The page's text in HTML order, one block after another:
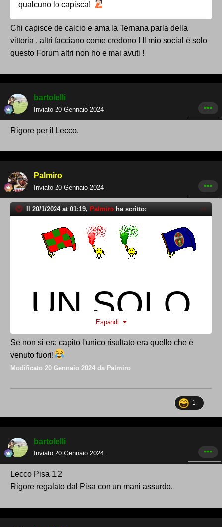
qualcuno lo capisca!
Chi capisce de calcio e ama la Ternana parla della
vittoria , altri facciano come credono ! Il mio social è solo
questo Forum altri non ho e mai avuti !
bartolelli
Inviato 20 Gennaio 2024
Rigore per il Lecco.
Palmiro
Inviato 20 Gennaio 2024
Il 20/1/2024 at 01:19, Palmiro ha scritto:
UN SOLO
RISULTAT
O!
Espandi
Se non si era capito l'unico risultato era quello che è
venuto fuori!
Modificato 20 Gennaio 2024 da Palmiro
1
bartolelli
Inviato 20 Gennaio 2024
Lecco Pisa 1.2
Rigore regalato dal Pisa con un mani assurdo.